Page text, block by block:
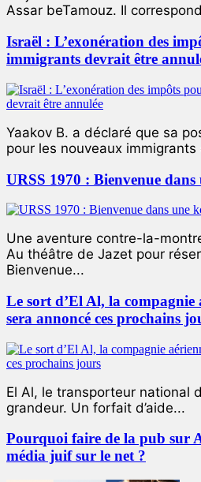
Assar beTamouz. Il
Israël : L’exonération des
immigrants devrait être
Yaakov B. a déclaré que sa
pour les nouveaux immigrants
URSS 1970 : Bienvenue
Une aventure contre-la-
Au théâtre de Jazet pour
Bienvenue...
Le sort d’El Al, la compagnie
sera annoncé ces prochains
El Al, le transporteur national
grandeur. Un forfait d’aide...
Pourquoi faire de la pub sur
média juif sur le net ?